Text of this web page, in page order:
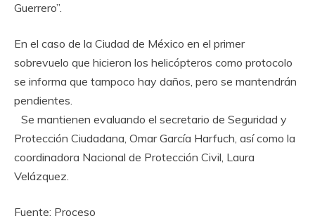
Guerrero”.
En el caso de la Ciudad de México en el primer
sobrevuelo que hicieron los helicópteros como protocolo
se informa que tampoco hay daños, pero se mantendrán
pendientes.
Se mantienen evaluando el secretario de Seguridad y
Protección Ciudadana, Omar García Harfuch, así como la
coordinadora Nacional de Protección Civil, Laura
Velázquez.
Fuente: Proceso